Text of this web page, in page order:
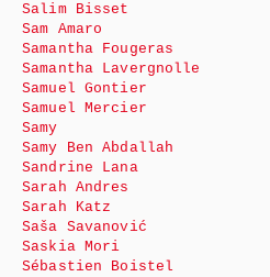
Salim Bisset
Sam Amaro
Samantha Fougeras
Samantha Lavergnolle
Samuel Gontier
Samuel Mercier
Samy
Samy Ben Abdallah
Sandrine Lana
Sarah Andres
Sarah Katz
Saša Savanović
Saskia Mori
Sébastien Boistel